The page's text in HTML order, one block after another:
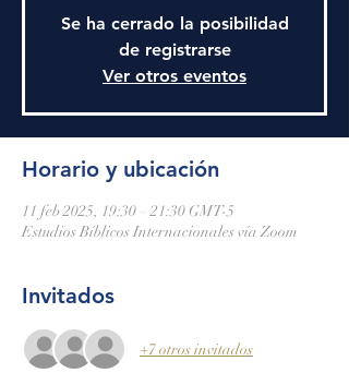
Se ha cerrado la posibilidad
de registrarse
Ver otros eventos
Horario y ubicación
11 feb 2025, 19:30 – 21:30 GMT-5
Estudios Bíblicos Internacionales vía Zoom
Invitados
+7 otros invitados